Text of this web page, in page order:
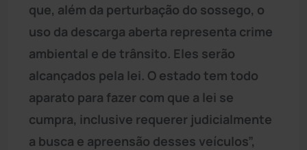
que, além da perturbação do sossego, o
uso da descarga aberta representa crime
ambiental e de trânsito. Eles serão
alcançados pela lei. O estado tem todo
aparato para fazer com que a lei se
cumpra, inclusive requerer judicialmente
a busca e apreensão desses veículos”,